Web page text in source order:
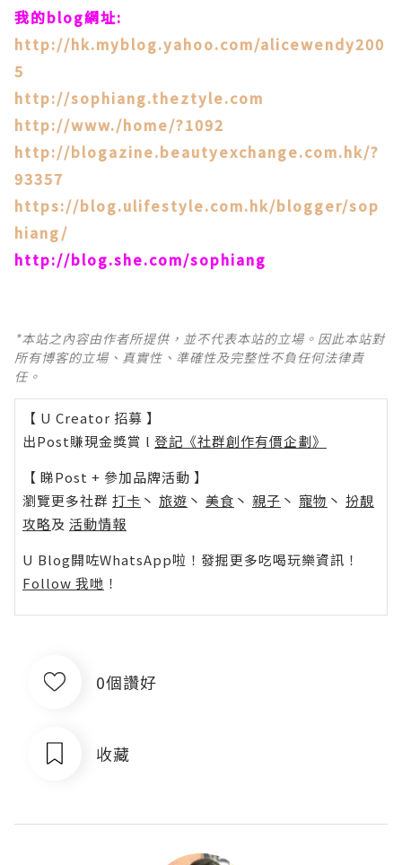
我的blog網址:
http://hk.myblog.yahoo.com/alicewendy200
5
http://sophiang.theztyle.com
http://www./home/?1092
http://blogazine.beautyexchange.com.hk/?
93357
https://blog.ulifestyle.com.hk/blogger/sop
hiang/
http://blog.she.com/sophiang
*本站之內容由作者所提供，並不代表本站的立場。因此本站對
所有博客的立場、真實性、準確性及完整性不負任何法律責
任。
【 U Creator 招募 】
出Post賺現金獎賞 l 登記《社群創作有價企劃》
【 睇Post + 參加品牌活動 】
瀏覽更多社群 打卡 丶 旅遊 丶 美食 丶 親子 丶 寵物 丶 扮靚
攻略及 活動情報
U Blog開咗WhatsApp啦！發掘更多吃喝玩樂資訊！
Follow 我哋 ！
0個讚好
收藏